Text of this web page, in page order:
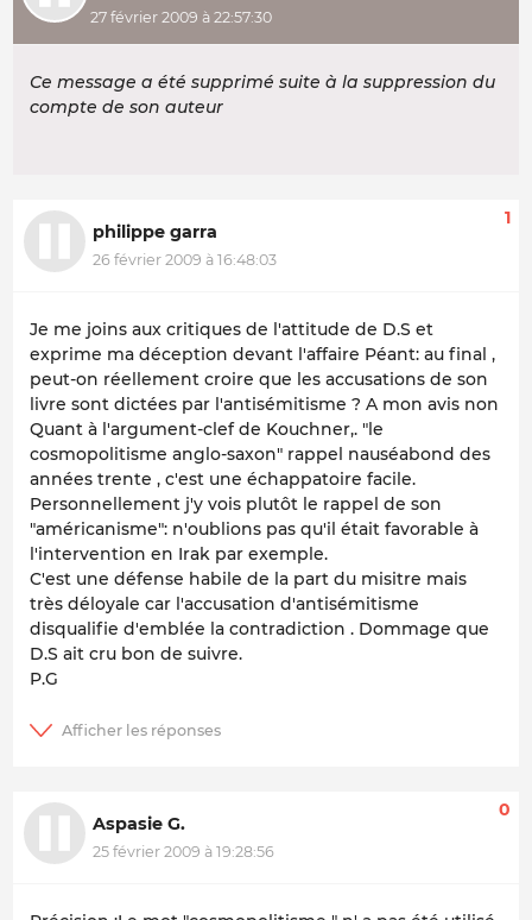
27 février 2009 à 22:57:30
Ce message a été supprimé suite à la suppression du
compte de son auteur
philippe garra
26 février 2009 à 16:48:03
1
Je me joins aux critiques de l'attitude de D.S et
exprime ma déception devant l'affaire Péant: au final ,
peut-on réellement croire que les accusations de son
livre sont dictées par l'antisémitisme ? A mon avis non
Quant à l'argument-clef de Kouchner,. "le
cosmopolitisme anglo-saxon" rappel nauséabond des
années trente , c'est une échappatoire facile.
Personnellement j'y vois plutôt le rappel de son
"américanisme": n'oublions pas qu'il était favorable à
l'intervention en Irak par exemple.
C'est une défense habile de la part du misitre mais
très déloyale car l'accusation d'antisémitisme
disqualifie d'emblée la contradiction . Dommage que
D.S ait cru bon de suivre.
P.G
Aspasie G.
25 février 2009 à 19:28:56
0